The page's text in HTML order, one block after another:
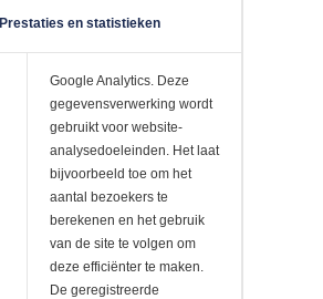
Prestaties en statistieken
Google Analytics. Deze
gegevensverwerking wordt
gebruikt voor website-
analysedoeleinden. Het laat
bijvoorbeeld toe om het
aantal bezoekers te
berekenen en het gebruik
van de site te volgen om
deze efficiënter te maken.
De geregistreerde